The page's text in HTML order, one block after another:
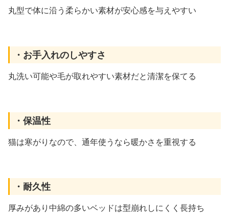
丸型で体に沿う柔らかい素材が安心感を与えやすい
・お手入れのしやすさ
丸洗い可能や毛が取れやすい素材だと清潔を保てる
・保温性
猫は寒がりなので、通年使うなら暖かさを重視する
・耐久性
厚みがあり中綿の多いベッドは型崩れしにくく長持ち